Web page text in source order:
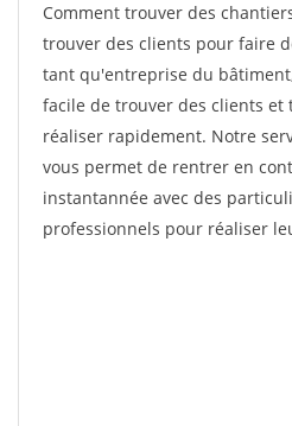
Comment trouver des
trouver des clients pour faire
tant qu'entreprise du
facile de trouver des clients et
réaliser rapidement. Notre
vous permet de rentrer en
instantannée avec des
professionnels pour réaliser